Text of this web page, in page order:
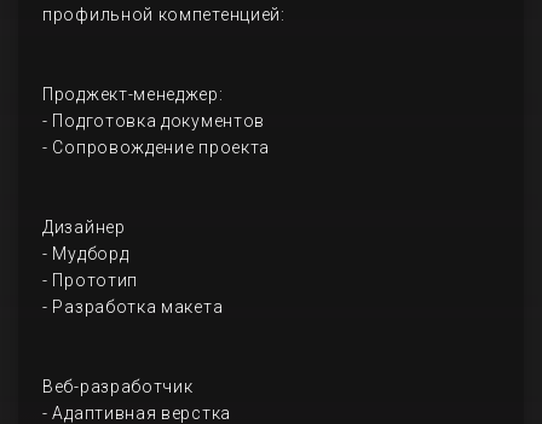
профильной компетенцией:
Проджект-менеджер:
- Подготовка документов
- Сопровождение проекта
Дизайнер
- Мудборд
- Прототип
- Разработка макета
Веб-разработчик
- Адаптивная верстка